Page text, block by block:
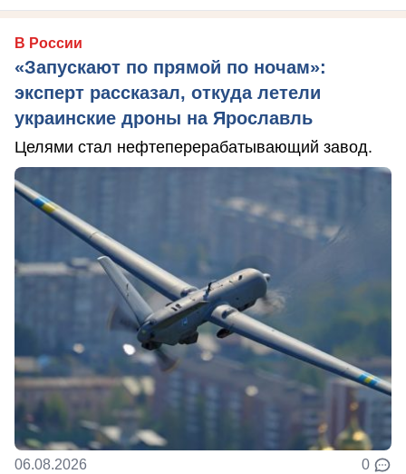
В России
«Запускают по прямой по ночам»:
эксперт рассказал, откуда летели
украинские дроны на Ярославль
Целями стал нефтеперерабатывающий завод.
06.08.2026 0